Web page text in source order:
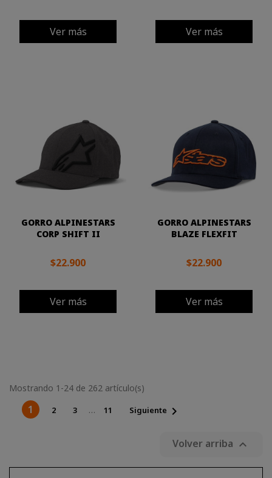
Ver más Ver más
GORRO ALPINESTARS
CORP SHIFT II
$22.900
Ver más
GORRO ALPINESTARS
BLAZE FLEXFIT
$22.900
Ver más
Mostrando 1-24 de 262 artículo(s)
1 2 3 … 11 Siguiente 
Volver arriba 